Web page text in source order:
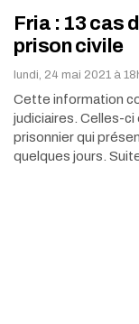
Fria : 13 cas
prison civile
lundi, 24 mai 2021 à
Cette information
judiciaires. Celles-ci
prisonnier qui
quelques jours.